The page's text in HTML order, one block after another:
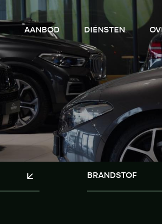
AANBOD DIENSTEN